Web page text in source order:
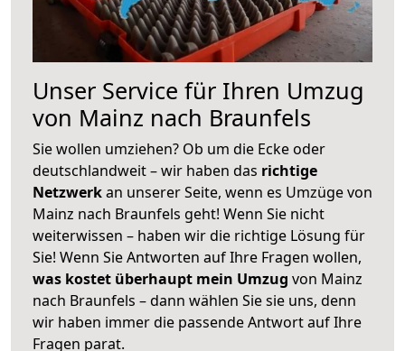
Unser Service für Ihren Umzug
von Mainz nach Braunfels
Sie wollen umziehen? Ob um die Ecke oder
deutschlandweit – wir haben das richtige
Netzwerkan unserer Seite, wenn es Umzüge von
Mainz nach Braunfels geht! Wenn Sie nicht
weiterwissen – haben wir die richtige Lösung für
Sie! Wenn Sie Antworten auf Ihre Fragen wollen,
was kostet überhaupt mein Umzug von Mainz
nach Braunfels – dann wählen Sie sie uns, denn
wir haben immer die passende Antwort auf Ihre
Fragen parat.